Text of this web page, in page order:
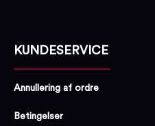
KUNDESERVICE
Annullering af ordre
Betingelser